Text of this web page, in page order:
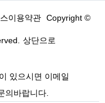
이용약관 Copyright ©
상단으로
있으시면 이메일
의바랍니다.